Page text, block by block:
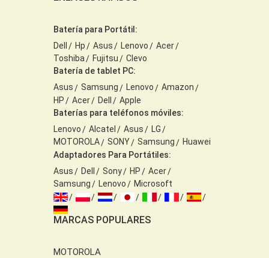
Batería para Portátil:
Dell
Hp Asus Lenovo
Acer
Toshiba
Fujitsu
Clevo
Batería de tablet PC:
Asus
Samsung Lenovo
Amazon
HP
Acer Dell
Apple
Baterías para teléfonos móviles:
Lenovo
Alcatel Asus
LG
MOTOROLA
SONY Samsung
Huawei
Adaptadores Para Portátiles:
Asus
Dell Sony HP
Acer
Samsung
Lenovo Microsoft
MARCAS POPULARES
MOTOROLA